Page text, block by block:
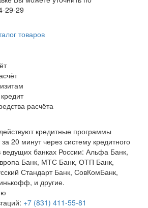
29-29
товаров
расчёта
действуют кредитные программы
20 минут через систему кредитного
банках России: Альфа Банк,
Банк, МТС Банк, ОТП Банк,
Стандарт Банк, СовКомБанк,
и другие.
+7 (831) 411-55-81